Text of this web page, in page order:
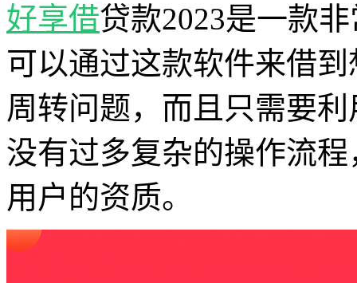
好享借贷款2023是一款
可以通过这款软件来借
周转问题，而且只需要
没有过多复杂的操作流
用户的资质。